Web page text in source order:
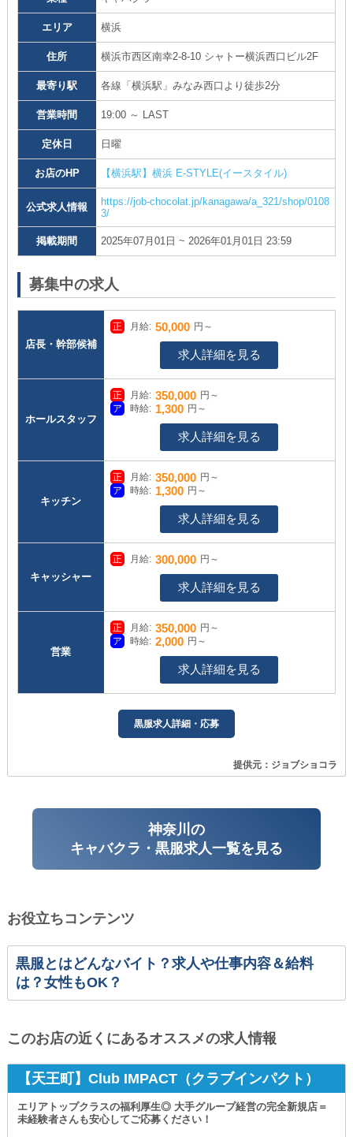
エリア 横浜
住所 横浜市西区南幸2-8-10 シャトー横浜西口ビル2F
最寄り駅 各線「横浜駅」みなみ西口より徒歩2分
営業時間 19:00 ～ LAST
定休日 日曜
お店のHP 【横浜駅】横浜 E-STYLE(イースタイル)
公式求人情報
https://job-chocolat.jp/kanagawa/a_321/shop/0108
3/
掲載期間 2025年07月01日 ~ 2026年01月01日 23:59
募集中の求人
店長・幹部候補
月給: 50,000 円～
求人詳細を見る
ホールスタッフ
月給: 350,000 円～
時給: 1,300 円～
求人詳細を見る
キッチン
月給: 350,000 円～
時給: 1,300 円～
求人詳細を見る
キャッシャー
月給: 300,000 円～
求人詳細を見る
営業
月給: 350,000 円～
時給: 2,000 円～
求人詳細を見る
黒服求人詳細・応募
提供元：ジョブショコラ
神奈川の
キャバクラ・黒服求人一覧を見る
お役立ちコンテンツ
黒服とはどんなバイト？求人や仕事内容＆給料
は？女性もOK？
このお店の近くにあるオススメの求人情報
【天王町】Club IMPACT（クラブインパクト）
エリアトップクラスの福利厚生◎ 大手グループ経営の完全新規店＝
未経験者さんも安心してご応募ください！